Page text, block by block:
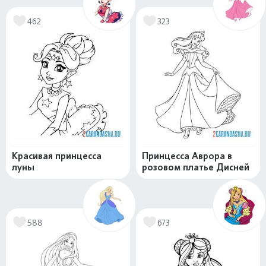
462
Красивая принцесса
луны
323
Принцесса Аврора в
розовом платье Дисней
588 673